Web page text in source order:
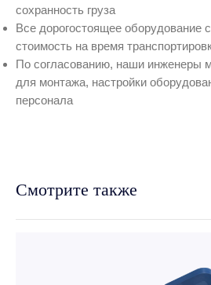
сохранность груза
Все дорогостоящее оборудование
стоимость на время
По согласованию, наши инженеры
для монтажа, настройки
персонала
Смотрите также
ведущие бренды
мировых брендов